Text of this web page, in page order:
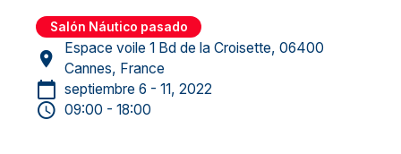
Salón Náutico pasado
Espace voile 1 Bd de la Croisette, 06400
Cannes, France
septiembre 6 - 11, 2022
09:00 - 18:00